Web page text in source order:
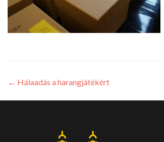
← Hálaadás a harangjátékért